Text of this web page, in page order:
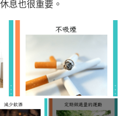
息也很重要。